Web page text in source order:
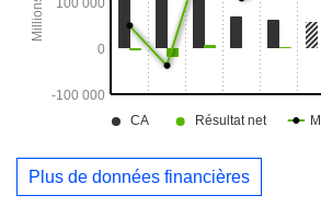
Plus de données financières